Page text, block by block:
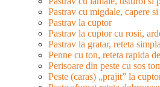
Pastrav cu migdale, capere
Pastrav la cuptor
Pastrav la cuptor cu rosii,
Pastrav la gratar, reteta
Penne cu ton, reteta rapida
Perisoare din peste cu sos
Peste (caras) „prajit” la